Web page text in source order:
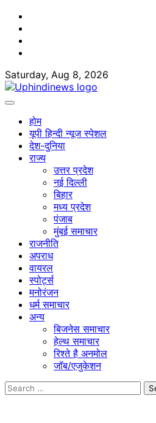
Skip
content
Saturday, Aug 8, 2026
होम
यूपी हिन्दी न्यूज स्पेशल
देश-दुनिया
राज्य
उत्तर प्रदेश
नई दिल्ली
बिहार
मध्य प्रदेश
पंजाब
मुंबई समाचार
राजनीति
अपराध
वायरल
स्पोर्ट्स
मनोरंजन
धर्म समाचार
अन्य
बिजनेस समाचार
हेल्थ समाचार
रिश्ते है अनमोल
जॉब/एजुकेशन
Search